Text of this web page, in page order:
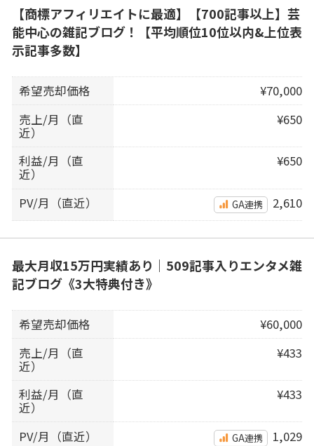
【商標アフィリエイトに最適】【700記事以上】芸
能中心の雑記ブログ！【平均順位10位以内&上位表
示記事多数】
希望売却価格
¥70,000
売上/月（直
近）
¥650
利益/月（直
近）
¥650
PV/月（直近） GA連携 2,610
最大月収15万円実績あり｜509記事入りエンタメ雑
記ブログ《3大特典付き》
希望売却価格
¥60,000
売上/月（直
近）
¥433
利益/月（直
近）
¥433
PV/月（直近） GA連携 1,029